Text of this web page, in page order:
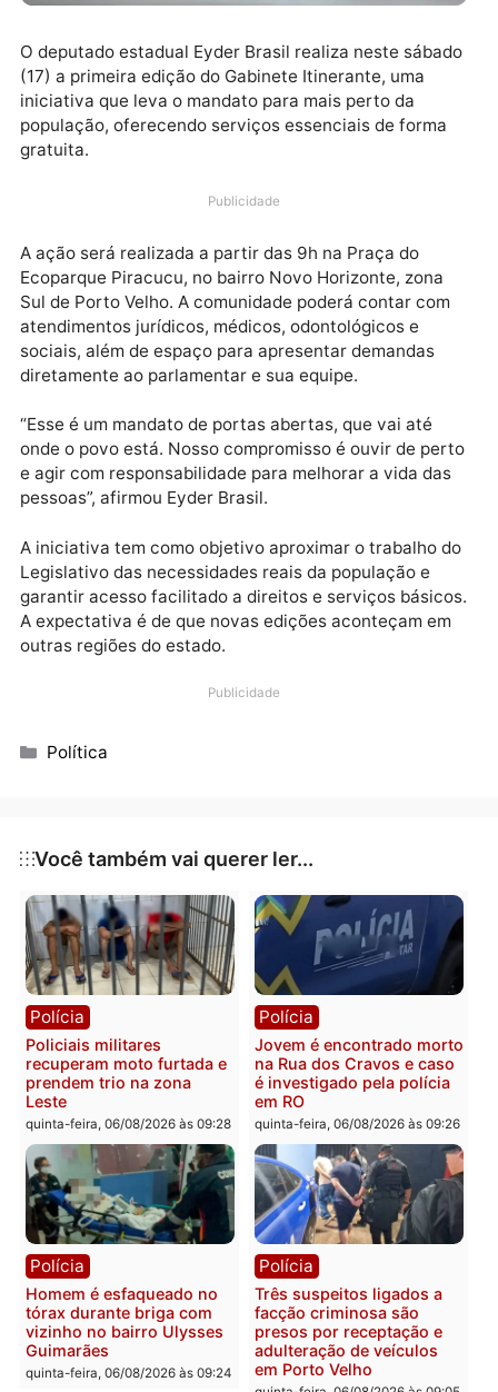
O deputado estadual Eyder Brasil realiza neste
iniciativa que leva o mandato para mais perto da
gratuita.
Publicidade
A ação será realizada a partir das 9h na Praça do
Sul de Porto Velho. A comunidade poderá contar
atendimentos jurídicos, médicos, odontológicos e
sociais, além de espaço para apresentar demandas
“Esse é um mandato de portas abertas, que vai até
onde o povo está. Nosso compromisso é ouvir de
e agir com responsabilidade para melhorar a vida
pessoas”, afirmou Eyder Brasil.
garantir acesso facilitado a direitos e serviços
Publicidade
Categorias
Política
Você também vai querer ler...
Polícia
Policiais militares
recuperam moto furtada e
prendem trio na zona
Leste
quinta-feira, 06/08/2026 às 09:28
Polícia
Jovem é encontrado
na Rua dos Cravos e
é investigado pela
em RO
quinta-feira, 06/08/2026 às